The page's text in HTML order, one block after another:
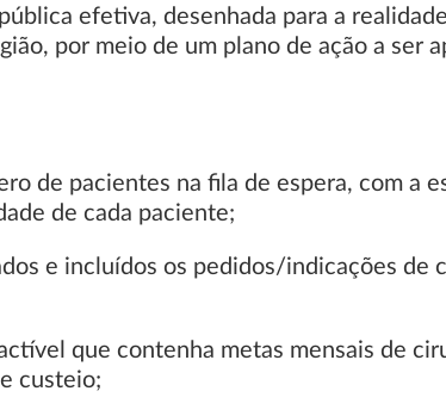
efetiva, desenhada para a
por meio de um plano de ação a ser
de pacientes na fila de espera, com a
de cada paciente;
e incluídos os pedidos/indicações de
que contenha metas mensais de
custeio;